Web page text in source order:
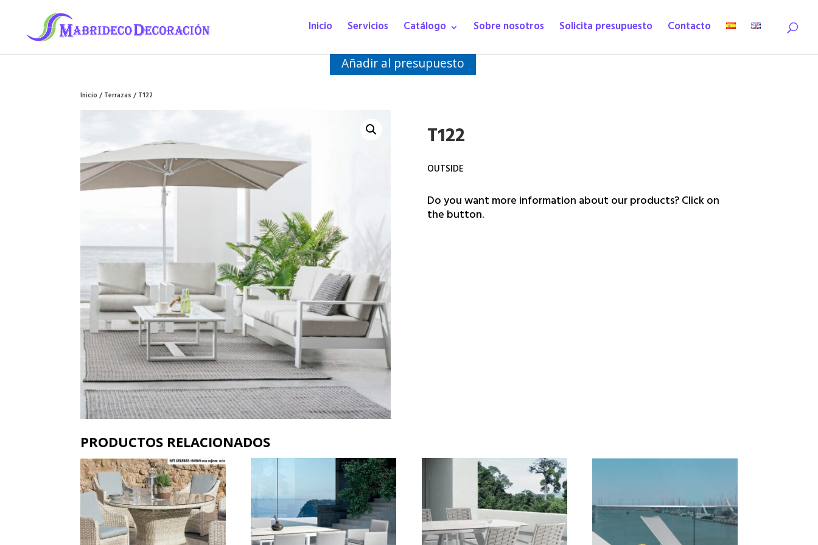
Inicio Servicios Catálogo Sobre nosotros Solicita presupuesto Contacto
Añadir al presupuesto
Inicio/Terrazas/ T122
T122
OUTSIDE
Do you want more information about our products? Click on
the button.
PRODUCTOS RELACIONADOS